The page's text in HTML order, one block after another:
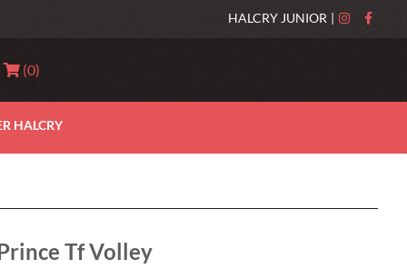
HALCRY JUNIOR |
(0)
HALCRY
Tf Volley